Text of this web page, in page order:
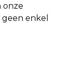
onze
geen enkel